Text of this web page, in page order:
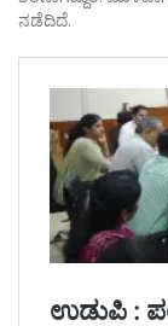
ನಡೆದಿದೆ.